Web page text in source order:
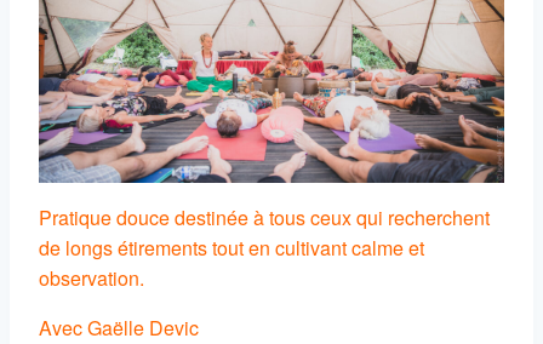
Pratique douce destinée à tous ceux qui recherchent
de longs étirements tout en cultivant calme et
observation.
Avec Gaëlle Devic